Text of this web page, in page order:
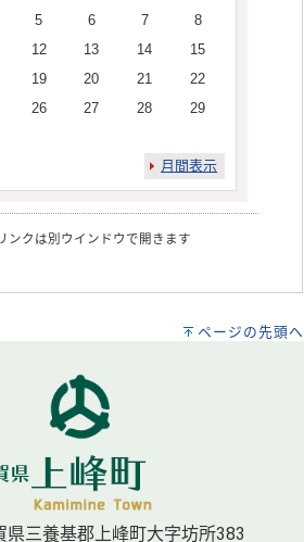
5 6 7
8
12 13 14
15
19 20 21
22
26 27 28
29
月間表示
ンクは別ウインドウで開きます
ページの先頭へ
三養基郡上峰町大字坊所383